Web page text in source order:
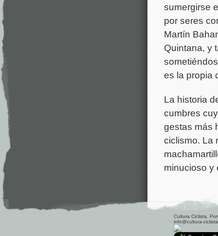
sumergirse
por seres
Martín
Quintana, y
es la propia
La historia
cumbres
gestas más
ciclismo. La
minucioso y
Cultura Ciclista.
info@cultura-